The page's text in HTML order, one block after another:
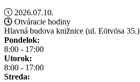
2026.07.10.
Otváracie hodiny
Hlavná budova knižnice (ul. Eötvösa 35.)
Pondelok:
8:00 - 17:00
Utorok:
8:00 - 17:00
Streda: